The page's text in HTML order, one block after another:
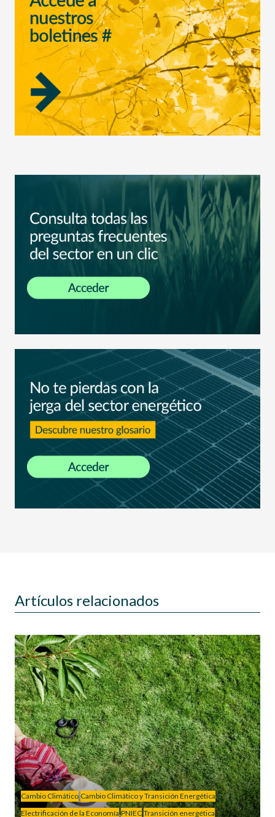
Artículos relacionados
Cambio Climático Cambio Climático y Transición Energética
Electrificación de la Economía PNIEC Transición energética